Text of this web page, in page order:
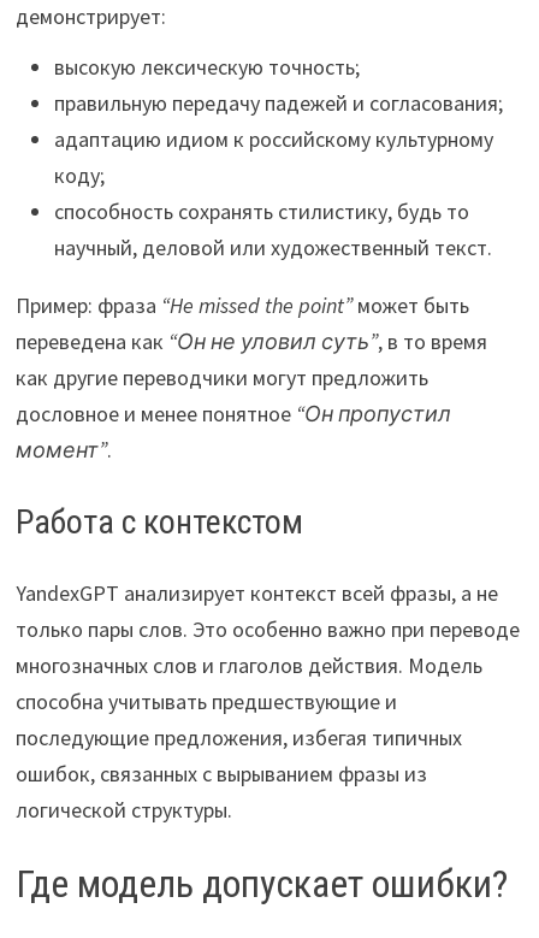
демонстрирует:
высокую лексическую точность;
правильную передачу падежей и согласования;
адаптацию идиом к российскому культурному
коду;
способность сохранять стилистику, будь то
научный, деловой или художественный текст.
Пример: фраза “He missed the point”может быть
переведена как “Он не уловил суть”, в то время
как другие переводчики могут предложить
дословное и менее понятное “Он пропустил
момент”.
Работа с контекстом
YandexGPT анализирует контекст всей фразы, а не
только пары слов. Это особенно важно при переводе
многозначных слов и глаголов действия. Модель
способна учитывать предшествующие и
последующие предложения, избегая типичных
ошибок, связанных с вырыванием фразы из
логической структуры.
Где модель допускает ошибки?